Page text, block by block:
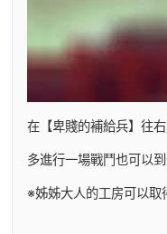
在【卑賤的補給兵】往
多進行一場戰鬥也可以
※姊姊大人的工房可以取